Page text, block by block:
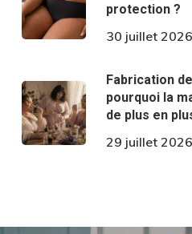
protection ?
30 juillet 2026
Fabrication
pourquoi la
de plus en
29 juillet 2026